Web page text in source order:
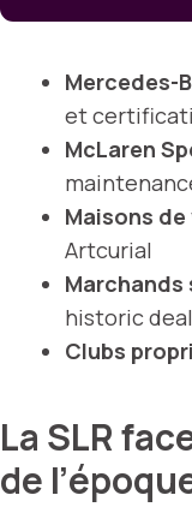
Mercedes-
et
McLaren
Maisons
Artcurial
Marchands
historic
Clubs
La SLR
de